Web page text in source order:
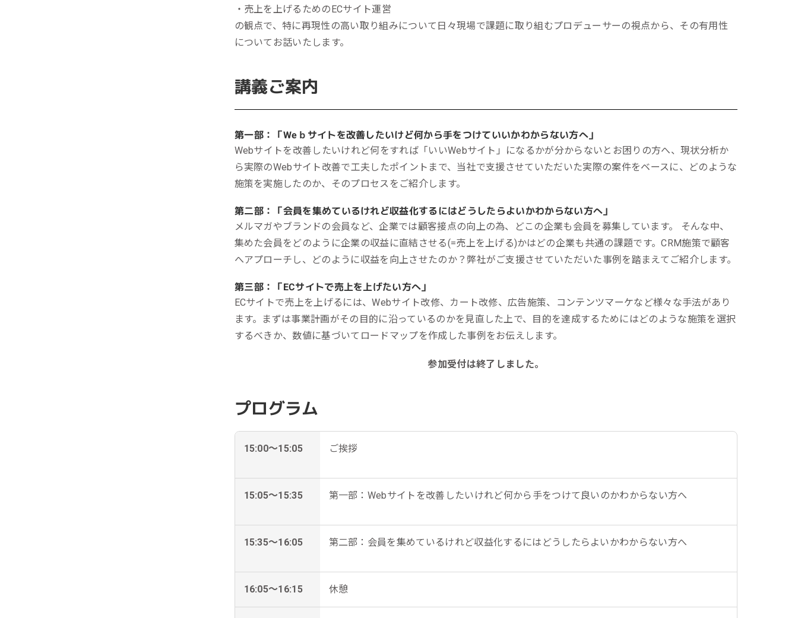
レビューデータ分析
インタビュー分析
・売上を上げるためのECサイト運営
の観点で、特に再現性の高い取り組みについて日々現場で課題に取り組むプロデューサーの視点から、その有用性
についてお話いたします。
講義ご案内
第一部： 「Weｂサイトを改善したいけど何から手をつけていいかわからない方へ」
Webサイトを改善したいけれど何をすれば「いいWebサイト」になるかが分からないとお困りの方へ、現状分析か
ら実際のWebサイト改善で工夫したポイントまで、当社で支援させていただいた実際の案件をベースに、どのような
施策を実施したのか、そのプロセスをご紹介します。
第二部：「会員を集めているけれど収益化するにはどうしたらよいかわからない方へ」
メルマガやブランドの会員など、企業では顧客接点の向上の為、どこの企業も会員を募集しています。 そんな中、
集めた会員をどのように企業の収益に直結させる(=売上を上げる)かはどの企業も共通の課題です。CRM施策で顧客
へアプローチし、どのように収益を向上させたのか？弊社がご支援させていただいた事例を踏まえてご紹介します。
第三部：「ECサイトで売上を上げたい方へ」
ECサイトで売上を上げるには、Webサイト改修、カート改修、広告施策、コンテンツマーケなど様々な手法があり
ます。まずは事業計画がその目的に沿っているのかを見直した上で、目的を達成するためにはどのような施策を選択
するべきか、数値に基づいてロードマップを作成した事例をお伝えします。
参加受付は終了しました。
プログラム
15:00～15:05 ご挨拶
15:05～15:35 第一部：Webサイトを改善したいけれど何から手をつけて良いのかわからない方へ
15:35～16:05 第二部：会員を集めているけれど収益化するにはどうしたらよいかわからない方へ
16:05～16:15 休憩